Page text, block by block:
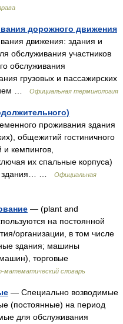
дорожного движения
движения: здания и
обслуживания участников
обслуживания
грузовых и пассажирских
…
Официальная терминология
проживания здания
общежитий гостиничного
кемпингов,
их спальные корпуса)
здания… …
Официальная
— (plant and
на постоянной
организации, в том числе
здания; машины
торговые
математический словарь
— Специально возводимые
(постоянные) на период
для обслуживания